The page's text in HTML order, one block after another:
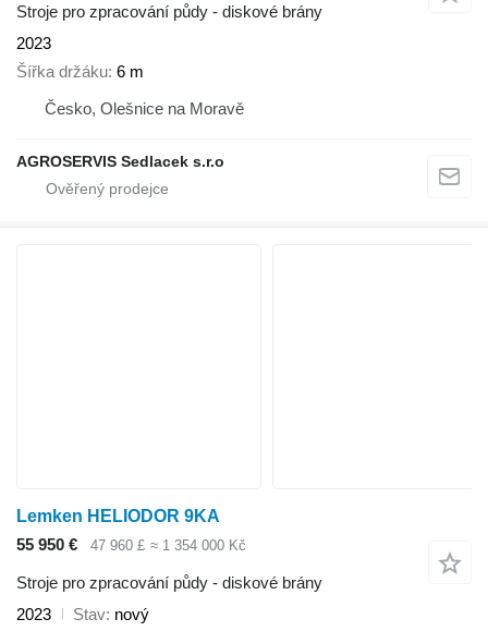
Stroje pro zpracování půdy - diskové brány
2023
Šířka držáku 6 m
Česko, Olešnice na Moravě
AGROSERVIS Sedlacek s.r.o
Lemken HELIODOR 9KA
55 950 €
47 960 £ ≈ 1 354 000 Kč
Stroje pro zpracování půdy - diskové brány
2023
Stav nový